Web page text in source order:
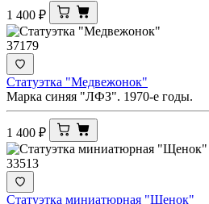
1 400 ₽
37179
Статуэтка "Медвежонок"
Марка синяя "ЛФЗ". 1970-е годы.
1 400 ₽
33513
Статуэтка миниатюрная "Щенок"